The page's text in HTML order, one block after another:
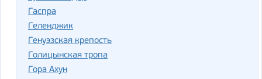
Гаспра
Геленджик
Генуэзская крепость
Голицынская тропа
Гора Ахун